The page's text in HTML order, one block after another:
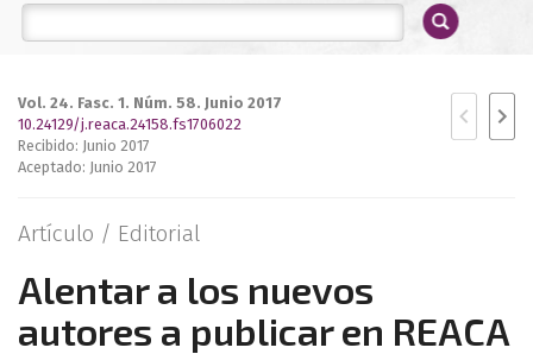
Vol. 24. Fasc. 1. Núm. 58. Junio 2017
10.24129/j.reaca.24158.fs1706022
Recibido: Junio 2017
Aceptado: Junio 2017
Artículo / Editorial
Alentar a los nuevos
autores a publicar en REACA